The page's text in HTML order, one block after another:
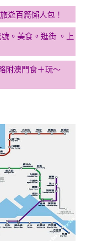
遊百篇懶人包！
。美食。逛街 。上
附澳門食＋玩～